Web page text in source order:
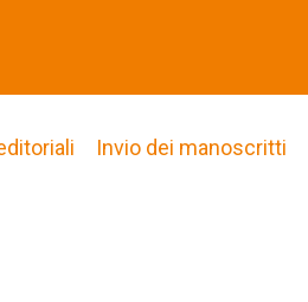
Invio dei manoscritti